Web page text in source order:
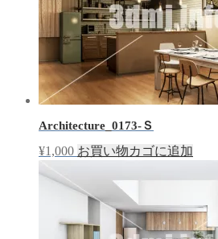
Architecture_0173-Ｓ
¥1,000 お買い物カゴに追加